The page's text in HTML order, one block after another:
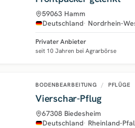
59063 Hamm
Deutschland Nordrhein-
Privater Anbieter
seit 10 Jahren bei Agrarbörse
BODENBEARBEITUNG / PFLÜGE
Vierschar-Pflug
67308 Biedesheim
Deutschland Rheinland-